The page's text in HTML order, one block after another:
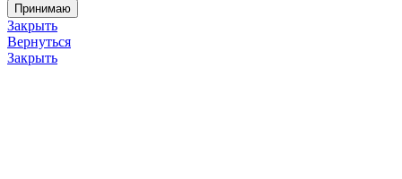
Принимаю
Закрыть
Вернуться
Закрыть